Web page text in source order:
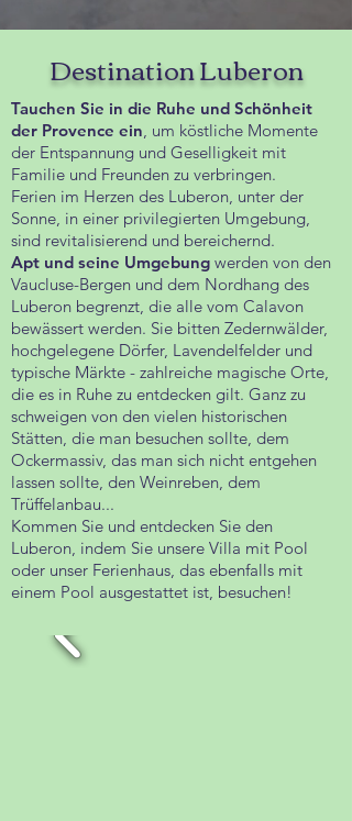
Destination Luberon
Tauchen Sie in die Ruhe und Schönheit
der Provence ein, um köstliche Momente
der Entspannung und Geselligkeit mit
Familie und Freunden zu verbringen.
Ferien im Herzen des Luberon, unter der
Sonne, in einer privilegierten Umgebung,
sind revitalisierend und bereichernd.
Apt und seine Umgebung werden von den
Vaucluse-Bergen und dem Nordhang des
Luberon begrenzt, die alle vom Calavon
bewässert werden. Sie bitten Zedernwälder,
hochgelegene Dörfer, Lavendelfelder und
typische Märkte - zahlreiche magische Orte,
die es in Ruhe zu entdecken gilt. Ganz zu
schweigen von den vielen historischen
Stätten, die man besuchen sollte, dem
Ockermassiv, das man sich nicht entgehen
lassen sollte, den Weinreben, dem
Trüffelanbau...
Kommen Sie und entdecken Sie den
Luberon, indem Sie unsere Villa mit Pool
oder unser Ferienhaus, das ebenfalls mit
einem Pool ausgestattet ist, besuchen!